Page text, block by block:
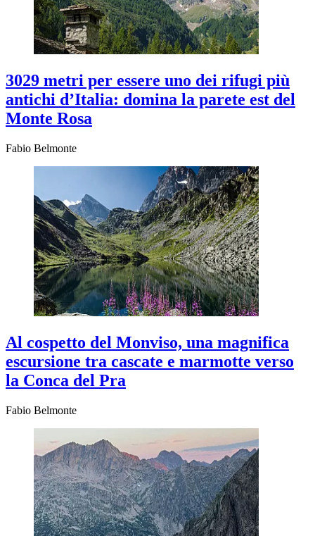
3029 metri per essere uno dei rifugi più
antichi d’Italia: domina la parete est del
Monte Rosa
Fabio Belmonte
Al cospetto del Monviso, una magnifica
escursione tra cascate e marmotte verso
la Conca del Pra
Fabio Belmonte